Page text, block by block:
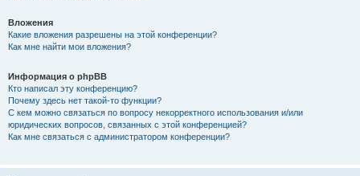
Вложения
Какие вложения разрешены на этой конференции?
Как мне найти мои вложения?
Информация о phpBB
Кто написал эту конференцию?
Почему здесь нет такой-то функции?
С кем можно связаться по вопросу некорректного использования и/или
юридических вопросов, связанных с этой конференцией?
Как мне связаться с администратором конференции?